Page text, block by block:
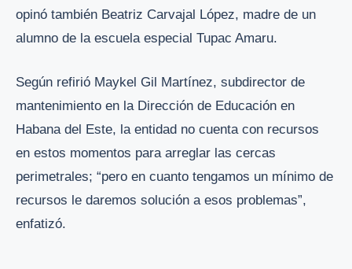
opinó también Beatriz Carvajal López, madre de un
alumno de la escuela especial Tupac Amaru.
Según refirió Maykel Gil Martínez, subdirector de
mantenimiento en la Dirección de Educación en
Habana del Este, la entidad no cuenta con recursos
en estos momentos para arreglar las cercas
perimetrales; “pero en cuanto tengamos un mínimo de
recursos le daremos solución a esos problemas”,
enfatizó.